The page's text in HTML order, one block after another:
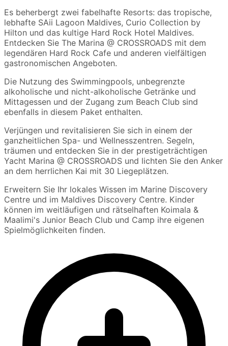
Es beherbergt zwei fabelhafte Resorts: das tropische,
lebhafte SAii Lagoon Maldives, Curio Collection by
Hilton und das kultige Hard Rock Hotel Maldives.
Entdecken Sie The Marina @ CROSSROADS mit dem
legendären Hard Rock Cafe und anderen vielfältigen
gastronomischen Angeboten.
Die Nutzung des Swimmingpools, unbegrenzte
alkoholische und nicht-alkoholische Getränke und
Mittagessen und der Zugang zum Beach Club sind
ebenfalls in diesem Paket enthalten.
Verjüngen und revitalisieren Sie sich in einem der
ganzheitlichen Spa- und Wellnesszentren. Segeln,
träumen und entdecken Sie in der prestigeträchtigen
Yacht Marina @ CROSSROADS und lichten Sie den Anker
an dem herrlichen Kai mit 30 Liegeplätzen.
Erweitern Sie Ihr lokales Wissen im Marine Discovery
Centre und im Maldives Discovery Centre. Kinder
können im weitläufigen und rätselhaften Koimala &
Maalimi's Junior Beach Club und Camp ihre eigenen
Spielmöglichkeiten finden.